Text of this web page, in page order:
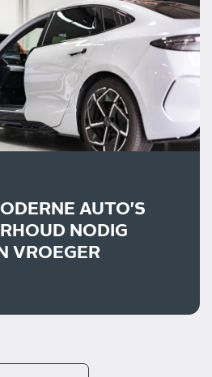
AUTO'S
NODIG
VROEGER